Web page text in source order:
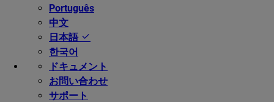
Português
中文
日本語
한국어
ドキュメント
お問い合わせ
サポート